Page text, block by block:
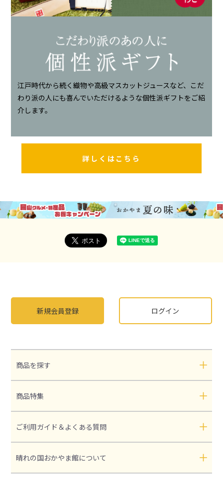
江戸時代から続く織物や高級マスカットジュースなど、こだ
わり派の人にも喜んでいただけるような個性派ギフトをご紹
介します。
詳しくはこちら
新規会員登録 ログイン
商品を探す
商品特集
ご利用ガイド＆よくある質問
晴れの国おかやま館について